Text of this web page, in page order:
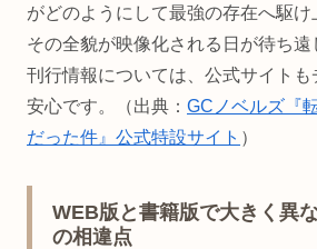
がどのようにして最強の存在へ駆け
その全貌が映像化される日が待ち
刊行情報については、公式サイトも
安心です。（出典： GCノベルズ『
だった件』公式特設サイト ）
WEB版と書籍版で大きく異
の相違点